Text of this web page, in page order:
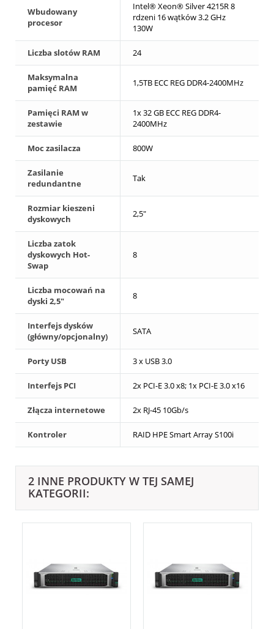
Wbudowany
procesor
Intel® Xeon® Silver 4215R 8
rdzeni 16 wątków 3.2 GHz
130W
Liczba slotów RAM 24
Maksymalna
pamięć RAM
1,5TB ECC REG DDR4-2400MHz
Pamięci RAM w
zestawie
1x 32 GB ECC REG DDR4-
2400MHz
Moc zasilacza 800W
Zasilanie
redundantne
Tak
Rozmiar kieszeni
dyskowych
2,5"
Liczba zatok
dyskowych Hot-
Swap
8
Liczba mocowań na
dyski 2,5"
8
Interfejs dysków
(główny/opcjonalny)
SATA
Porty USB 3 x USB 3.0
Interfejs PCI 2x PCI-E 3.0 x8; 1x PCI-E 3.0 x16
Złącza internetowe 2x RJ-45 10Gb/s
Kontroler RAID HPE Smart Array S100i
2 INNE PRODUKTY W TEJ SAMEJ
KATEGORII: